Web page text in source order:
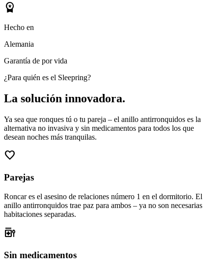
workspace_premium
Hecho en
Alemania
Garantía de por vida
¿Para quién es el Sleepring?
La solución innovadora.
Ya sea que ronques tú o tu pareja – el anillo antirronquidos es la
alternativa no invasiva y sin medicamentos para todos los que
desean noches más tranquilas.
favorite
Parejas
Roncar es el asesino de relaciones número 1 en el dormitorio. El
anillo antirronquidos trae paz para ambos – ya no son necesarias
habitaciones separadas.
medication_liquid
Sin medicamentos